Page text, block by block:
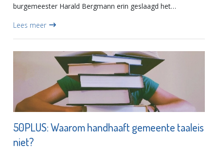
burgemeester Harald Bergmann erin geslaagd het
Gisteravond kwamen de...
Lees meer
50PLUS: Waarom handhaaft gemeente taaleis
niet?